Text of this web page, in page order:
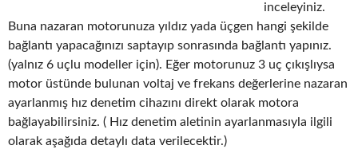
inceleyiniz.
Buna nazaran motorunuza yıldız yada üçgen hangi şekilde
bağlantı yapacağınızı saptayıp sonrasında bağlantı yapınız.
(yalnız 6 uçlu modeller için). Eğer motorunuz 3 uç çıkışlıysa
motor üstünde bulunan voltaj ve frekans değerlerine nazaran
ayarlanmış hız denetim cihazını direkt olarak motora
bağlayabilirsiniz. ( Hız denetim aletinin ayarlanmasıyla ilgili
olarak aşağıda detaylı data verilecektir.)